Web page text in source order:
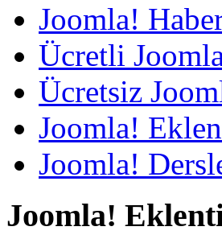
Joomla!
Ücretli
Ücretsiz
Joomla!
Joomla!
Joomla!